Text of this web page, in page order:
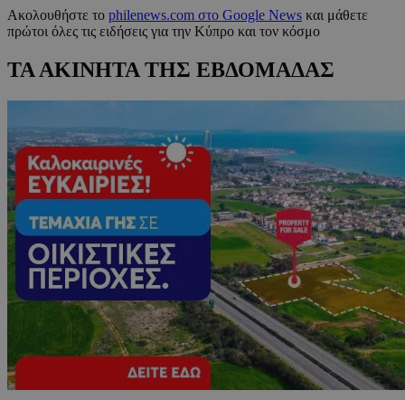
Ακολουθήστε το philenews.com στο Google News και μάθετε
πρώτοι όλες τις ειδήσεις για την Κύπρο και τον κόσμο
ΤΑ ΑΚΙΝΗΤΑ ΤΗΣ ΕΒΔΟΜΑΔΑΣ